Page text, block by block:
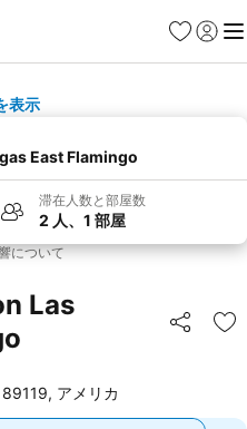
お気に入り
ログイ
メ
表示
East Flamingo
滞在人数と部屋数
2 人、1 部屋
について
Las
シェア お
アメリカ